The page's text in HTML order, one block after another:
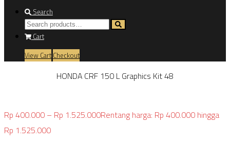
Search
Cart
View CartCheckout
HONDA CRF 150 L Graphics Kit 48
Rp400.000– Rp 1.525.000Rentang harga: Rp 400.000 hingga
Rp 1.525.000